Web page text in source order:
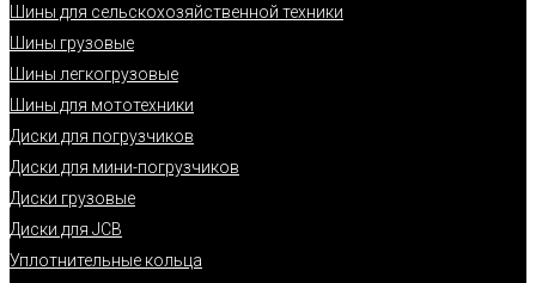
Шины для сельскохозяйственной техники
Шины грузовые
Шины легкогрузовые
Шины для мототехники
Диски для погрузчиков
Диски для мини-погрузчиков
Диски грузовые
Диски для JCB
Уплотнительные кольца